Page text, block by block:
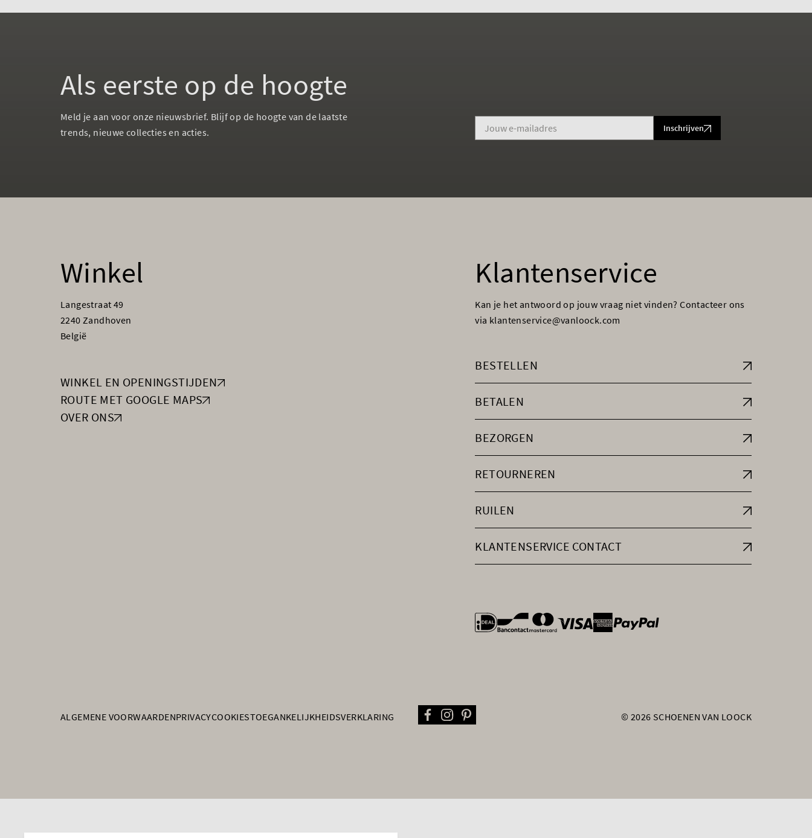
Als eerste op de hoogte
Meld je aan voor onze nieuwsbrief. Blijf op de hoogte van de laatste
trends, nieuwe collecties en acties.
Inschrijven
Winkel
Langestraat 49
2240 Zandhoven
België
WINKEL EN OPENINGSTIJDEN
ROUTE MET GOOGLE MAPS
OVER ONS
Klantenservice
Kan je het antwoord op jouw vraag niet vinden? Contacteer ons
via klantenservice@vanloock.com
BESTELLEN
BETALEN
BEZORGEN
RETOURNEREN
RUILEN
KLANTENSERVICE CONTACT
general.paymentOptions
ALGEMENE VOORWAARDENPRIVACYCOOKIESTOEGANKELIJKHEIDSVERKLARING © 2026 SCHOENEN VAN LOOCK